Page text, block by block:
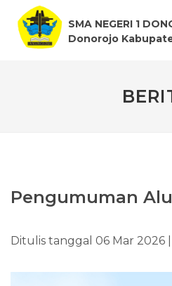
SMA NEGERI 1
Donorojo
Pengumuman
Ditulis tanggal 06 Mar 2026